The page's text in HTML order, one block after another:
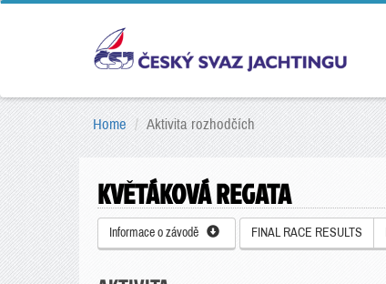
Home Aktivita rozhodčích
KVĚTÁKOVÁ REGATA
Informace o závodě FINAL RACE RESULTS